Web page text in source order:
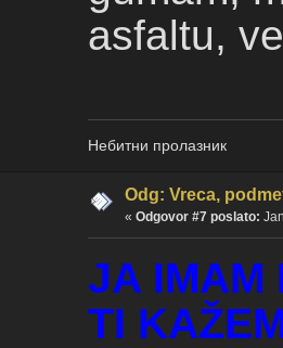
asfaltu,
Небитни пролазник
Odg: Vreca,
« Odgovor #7 poslato:
JA IMAM
TI